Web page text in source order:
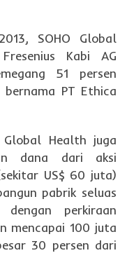
SOHO Global
Kabi AG
51 persen
bernama PT Ethica
Health juga
dana dari aksi
US$ 60 juta)
pabrik seluas
perkiraan
mencapai 100 juta
30 persen dari